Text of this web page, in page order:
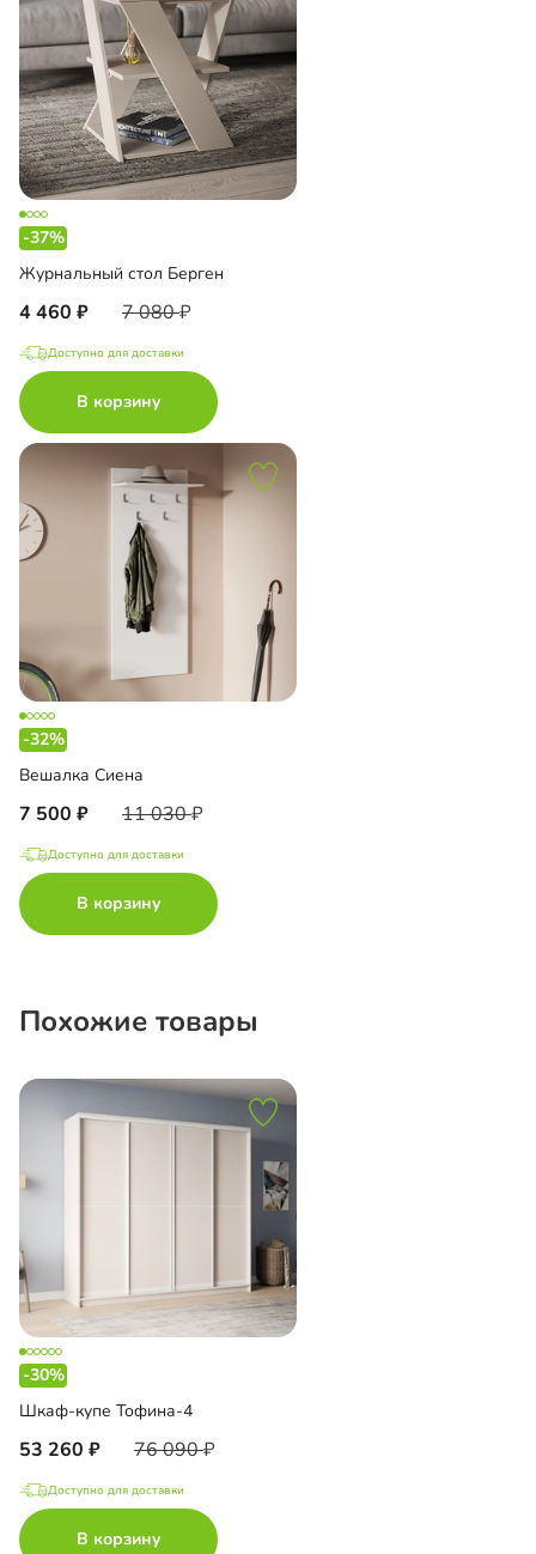
-37%
Журнальный стол Берген
4 460 7 080
Доступно для доставки
В корзину
-32%
Вешалка Сиена
7 500 11 030
Доступно для доставки
В корзину
Похожие товары
-30%
Шкаф-купе Тофина-4
53 260 76 090
Доступно для доставки
В корзину